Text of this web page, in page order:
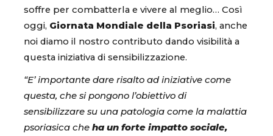
soffre per combatterla e vivere al meglio… Così
oggi, Giornata Mondiale della Psoriasi, anche
noi diamo il nostro contributo dando visibilità a
questa iniziativa di sensibilizzazione.
“E’ importante dare risalto ad iniziative come
questa, che si pongono l’obiettivo di
sensibilizzare su una patologia come la malattia
psoriasica che ha un forte impatto sociale,